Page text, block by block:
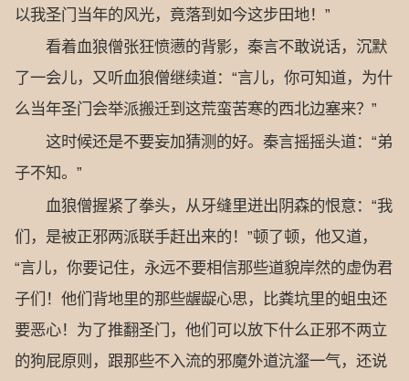
以我圣门当年的风光，竟落到如今这步田地！”
看着血狼僧张狂愤懑的背影，秦言不敢说话，沉默
了一会儿，又听血狼僧继续道：“言儿，你可知道，为什
么当年圣门会举派搬迁到这荒蛮苦寒的西北边塞来？”
这时候还是不要妄加猜测的好。秦言摇摇头道：“弟
子不知。”
血狼僧握紧了拳头，从牙缝里迸出阴森的恨意：“我
们，是被正邪两派联手赶出来的！”顿了顿，他又道，
“言儿，你要记住，永远不要相信那些道貌岸然的虚伪君
子们！他们背地里的那些龌龊心思，比粪坑里的蛆虫还
要恶心！为了推翻圣门，他们可以放下什么正邪不两立
的狗屁原则，跟那些不入流的邪魔外道沆瀣一气，还说